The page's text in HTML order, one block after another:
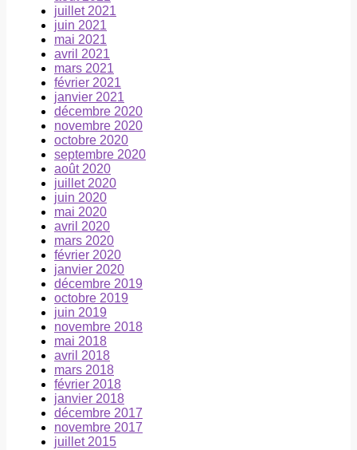
juillet 2021
juin 2021
mai 2021
avril 2021
mars 2021
février 2021
janvier 2021
décembre 2020
novembre 2020
octobre 2020
septembre 2020
août 2020
juillet 2020
juin 2020
mai 2020
avril 2020
mars 2020
février 2020
janvier 2020
décembre 2019
octobre 2019
juin 2019
novembre 2018
mai 2018
avril 2018
mars 2018
février 2018
janvier 2018
décembre 2017
novembre 2017
juillet 2015